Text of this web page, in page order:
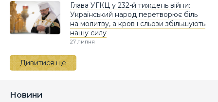
Глава УГКЦ у 232-й тиждень війни:
Український народ перетворює біль
на молитву, а кров і сльози збільшують
нашу силу
27 липня
Дивитися ще
Новини